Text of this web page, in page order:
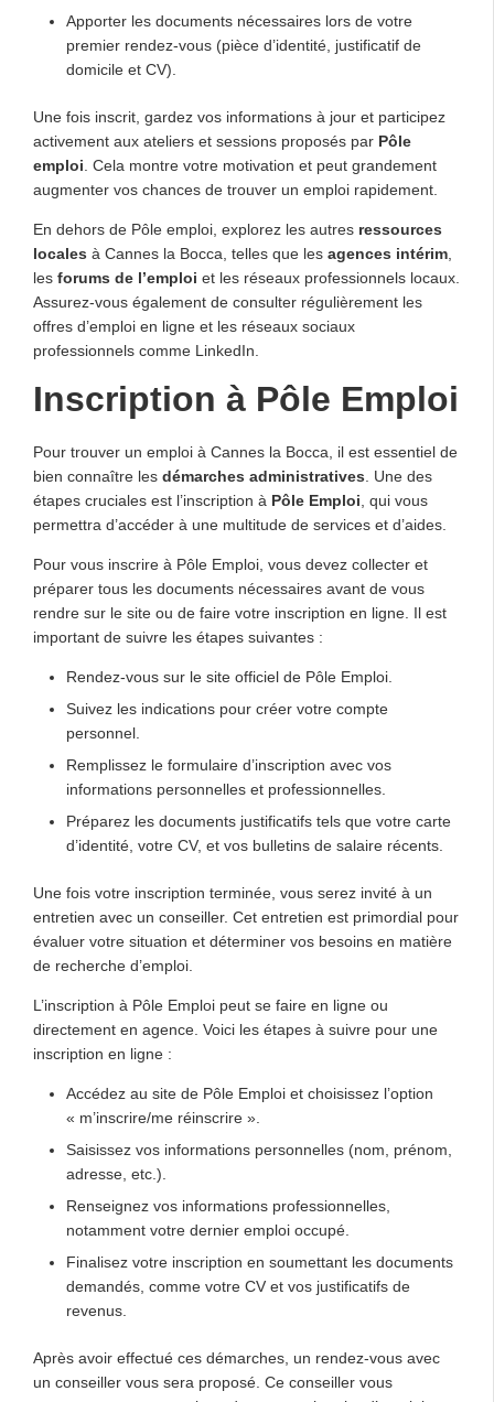
Apporter les documents nécessaires lors de votre
premier rendez-vous (pièce d’identité, justificatif de
domicile et CV).
Une fois inscrit, gardez vos informations à jour et participez
activement aux ateliers et sessions proposés par Pôle
emploi. Cela montre votre motivation et peut grandement
augmenter vos chances de trouver un emploi rapidement.
En dehors de Pôle emploi, explorez les autres ressources
locales à Cannes la Bocca, telles que les agences intérim,
les forums de l’emploi et les réseaux professionnels locaux.
Assurez-vous également de consulter régulièrement les
offres d’emploi en ligne et les réseaux sociaux
professionnels comme LinkedIn.
Inscription à Pôle Emploi
Pour trouver un emploi à Cannes la Bocca, il est essentiel de
bien connaître les démarches administratives. Une des
étapes cruciales est l’inscription à Pôle Emploi, qui vous
permettra d’accéder à une multitude de services et d’aides.
Pour vous inscrire à Pôle Emploi, vous devez collecter et
préparer tous les documents nécessaires avant de vous
rendre sur le site ou de faire votre inscription en ligne. Il est
important de suivre les étapes suivantes :
Rendez-vous sur le site officiel de Pôle Emploi.
Suivez les indications pour créer votre compte
personnel.
Remplissez le formulaire d’inscription avec vos
informations personnelles et professionnelles.
Préparez les documents justificatifs tels que votre carte
d’identité, votre CV, et vos bulletins de salaire récents.
Une fois votre inscription terminée, vous serez invité à un
entretien avec un conseiller. Cet entretien est primordial pour
évaluer votre situation et déterminer vos besoins en matière
de recherche d’emploi.
L’inscription à Pôle Emploi peut se faire en ligne ou
directement en agence. Voici les étapes à suivre pour une
inscription en ligne :
Accédez au site de Pôle Emploi et choisissez l’option
« m’inscrire/me réinscrire ».
Saisissez vos informations personnelles (nom, prénom,
adresse, etc.).
Renseignez vos informations professionnelles,
notamment votre dernier emploi occupé.
Finalisez votre inscription en soumettant les documents
demandés, comme votre CV et vos justificatifs de
revenus.
Après avoir effectué ces démarches, un rendez-vous avec
un conseiller vous sera proposé. Ce conseiller vous